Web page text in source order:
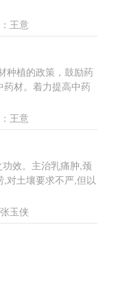
王意
种植的政策，鼓励药
材。着力提高中药
王意
效。主治乳痛肿,颈
对土壤要求不严,但以
玉侠